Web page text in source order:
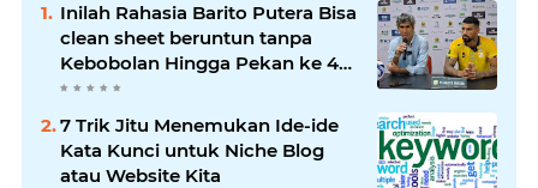
Inilah Rahasia Barito Putera Bisa
clean sheet beruntun tanpa
Kebobolan Hingga Pekan ke 4
Liga 2
7 Trik Jitu Menemukan Ide-ide
Kata Kunci untuk Niche Blog
atau Website Kita